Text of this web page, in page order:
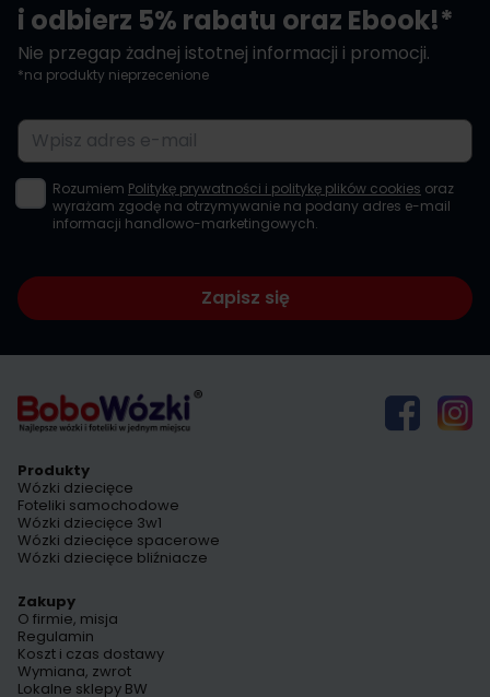
i odbierz 5% rabatu oraz Ebook!*
Nie przegap żadnej istotnej informacji i promocji.
*na produkty nieprzecenione
Adres e-mail
Rozumiem Politykę prywatności i politykę plików cookies oraz
wyrażam zgodę na otrzymywanie na podany adres e-mail
informacji handlowo-marketingowych.
Zapisz się
Produkty
Wózki dziecięce
Foteliki samochodowe
Wózki dziecięce 3w1
Wózki dziecięce spacerowe
Wózki dziecięce bliźniacze
Zakupy
O firmie, misja
Regulamin
Koszt i czas dostawy
Wymiana, zwrot
Lokalne sklepy BW